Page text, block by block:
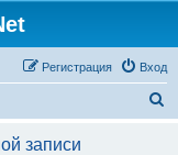
Вход
Регистрация
записи